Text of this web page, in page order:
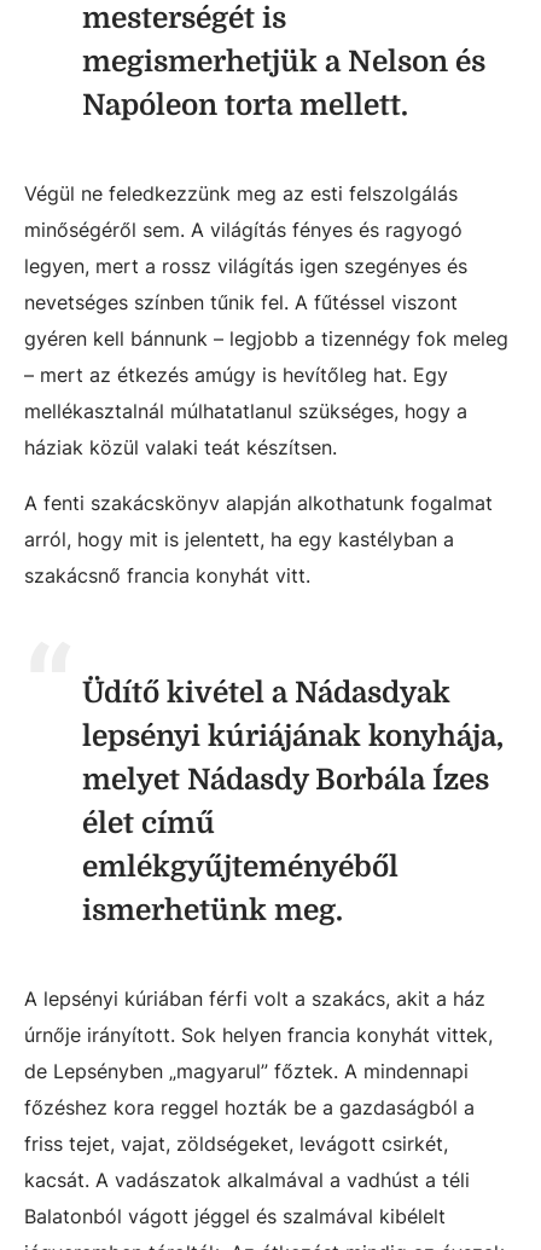
mesterségét is
megismerhetjük a Nelson és
Napóleon torta mellett.
Végül ne feledkezzünk meg az esti felszolgálás
minőségéről sem. A világítás fényes és ragyogó
legyen, mert a rossz világítás igen szegényes és
nevetséges színben tűnik fel. A fűtéssel viszont
gyéren kell bánnunk – legjobb a tizennégy fok meleg
– mert az étkezés amúgy is hevítőleg hat. Egy
mellékasztalnál múlhatatlanul szükséges, hogy a
háziak közül valaki teát készítsen.
A fenti szakácskönyv alapján alkothatunk fogalmat
arról, hogy mit is jelentett, ha egy kastélyban a
szakácsnő francia konyhát vitt.
Üdítő kivétel a Nádasdyak
lepsényi kúriájának konyhája,
melyet Nádasdy Borbála Ízes
élet című
emlékgyűjteményéből
ismerhetünk meg.
A lepsényi kúriában férfi volt a szakács, akit a ház
úrnője irányított. Sok helyen francia konyhát vittek,
de Lepsényben „magyarul” főztek. A mindennapi
főzéshez kora reggel hozták be a gazdaságból a
friss tejet, vajat, zöldségeket, levágott csirkét,
kacsát. A vadászatok alkalmával a vadhúst a téli
Balatonból vágott jéggel és szalmával kibélelt